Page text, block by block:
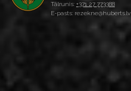
Tālrunis: +371 27 773388
E-pasts: rezekne@huberts.lv